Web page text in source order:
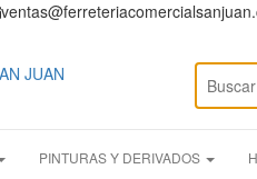
PINTURAS Y DERIVADOS